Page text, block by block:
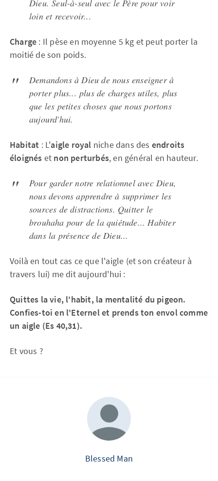
Dieu. Seul-à-seul avec le Père pour voir
loin et recevoir...
Charge : Il pèse en moyenne 5 kg et peut porter la
moitié de son poids.
Demandons à Dieu de nous enseigner à
porter plus... plus de charges utiles, plus
que les petites choses que nous portons
aujourd'hui.
Habitat : L'aigle royal niche dans des endroits
éloignés et non perturbés, en général en hauteur.
Pour garder notre relationnel avec Dieu,
nous devons apprendre à supprimer les
sources de distractions. Quitter le
brouhaha pour de la quiétude... Habiter
dans la présence de Dieu...
Voilà en tout cas ce que l'aigle (et son créateur à
travers lui) me dit aujourd'hui :
Quittes la vie, l'habit, la mentalité du pigeon.
Confies-toi en l'Eternel et prends ton envol comme
un aigle (Es 40,31).
Et vous ?
Blessed Man